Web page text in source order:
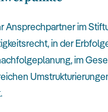
Ansprechpartner im
in der
im